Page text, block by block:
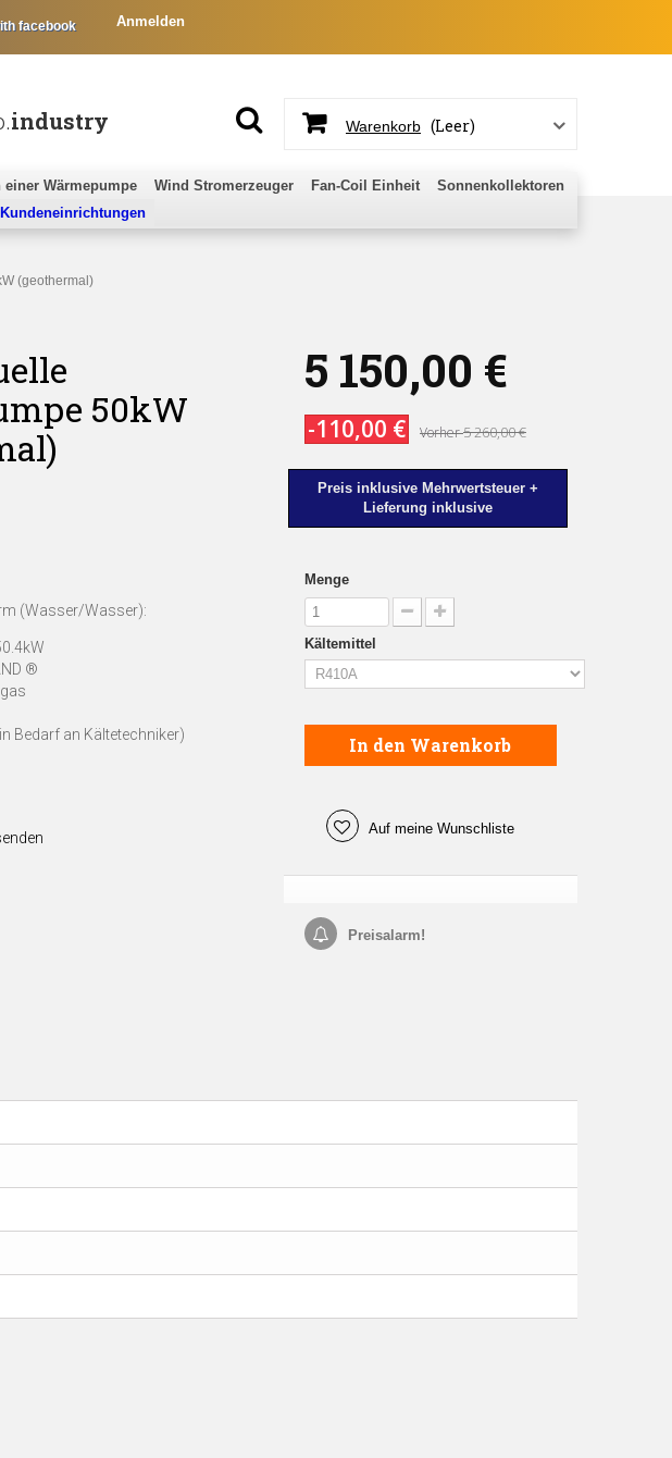
Anmelden
facebook
industry Warenkorb (Leer)
Wärmepumpe Wind Stromerzeuger Fan-Coil Einheit
Sonnenkollektoren
Kundeneinrichtungen
(geothermal)
50kW
(Wasser/Wasser):
®
Bedarf an Kältetechniker)
5 150,00 €
-110,00 € Vorher5 260,00 €
Preis inklusive Mehrwertsteuer +
Lieferung inklusive
Menge
Kältemittel
In den Warenkorb
Auf meine Wunschliste
Preisalarm!